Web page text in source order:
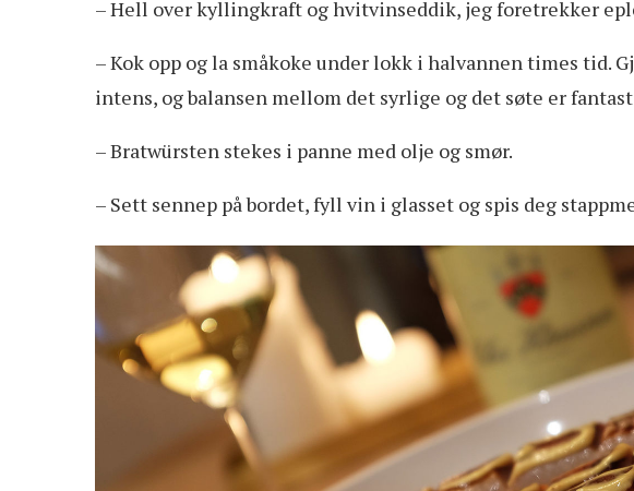
– Hell over kyllingkraft og hvitvinseddik, jeg foretrekker
– Kok opp og la småkoke under lokk i halvannen times tid.
intens, og balansen mellom det syrlige og det søte er
– Bratwürsten stekes i panne med olje og smør.
– Sett sennep på bordet, fyll vin i glasset og spis deg